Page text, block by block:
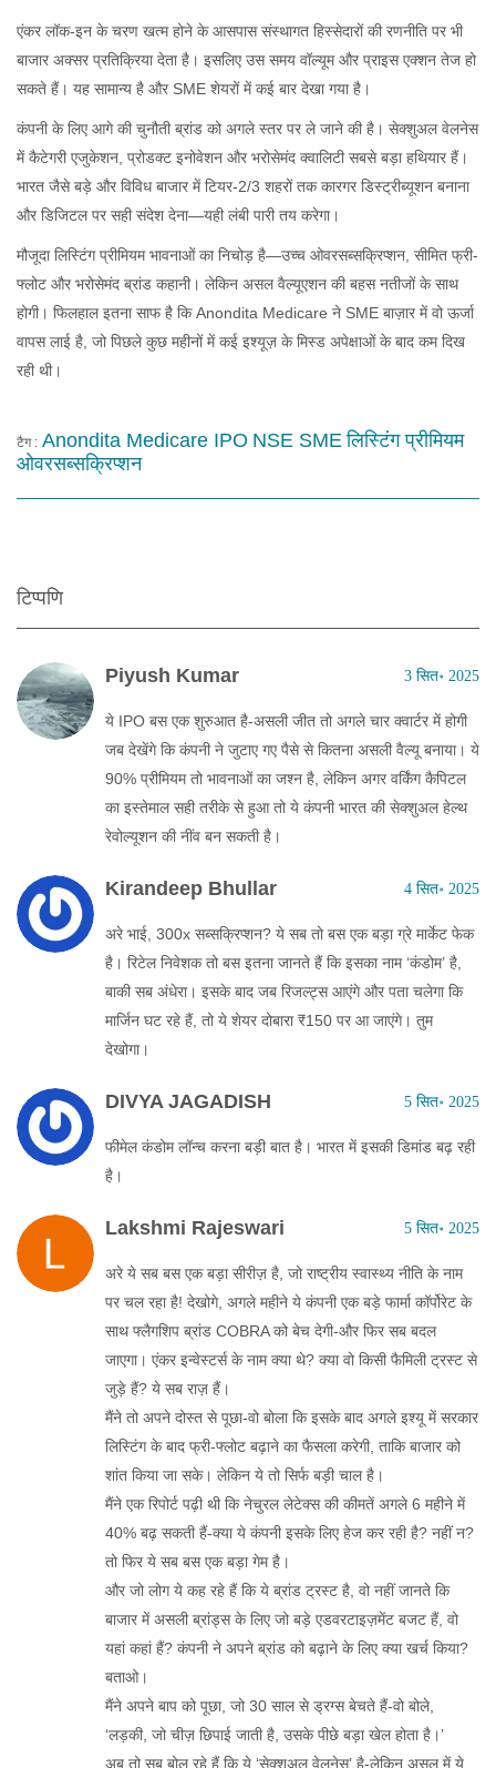
एंकर लॉक-इन के चरण खत्म होने के आसपास संस्थागत हिस्सेदारों की रणनीति पर भी
बाजार अक्सर प्रतिक्रिया देता है। इसलिए उस समय वॉल्यूम और प्राइस एक्शन तेज हो
सकते हैं। यह सामान्य है और SME शेयरों में कई बार देखा गया है।
कंपनी के लिए आगे की चुनौती ब्रांड को अगले स्तर पर ले जाने की है। सेक्शुअल वेलनेस
में कैटेगरी एजुकेशन, प्रोडक्ट इनोवेशन और भरोसेमंद क्वालिटी सबसे बड़ा हथियार हैं।
भारत जैसे बड़े और विविध बाजार में टियर-2/3 शहरों तक कारगर डिस्ट्रीब्यूशन बनाना
और डिजिटल पर सही संदेश देना—यही लंबी पारी तय करेगा।
मौजूदा लिस्टिंग प्रीमियम भावनाओं का निचोड़ है—उच्च ओवरसब्सक्रिप्शन, सीमित फ्री-
फ्लोट और भरोसेमंद ब्रांड कहानी। लेकिन असल वैल्यूएशन की बहस नतीजों के साथ
होगी। फिलहाल इतना साफ है कि Anondita Medicare ने SME बाज़ार में वो ऊर्जा
वापस लाई है, जो पिछले कुछ महीनों में कई इश्यूज़ के मिस्ड अपेक्षाओं के बाद कम दिख
रही थी।
टैग : Anondita Medicare IPO NSE SME लिस्टिंग प्रीमियम
ओवरसब्सक्रिप्शन
टिप्पणि
Piyush Kumar 3 सित॰ 2025
ये IPO बस एक शुरुआत है-असली जीत तो अगले चार क्वार्टर में होगी
जब देखेंगे कि कंपनी ने जुटाए गए पैसे से कितना असली वैल्यू बनाया। ये
90% प्रीमियम तो भावनाओं का जश्न है, लेकिन अगर वर्किंग कैपिटल
का इस्तेमाल सही तरीके से हुआ तो ये कंपनी भारत की सेक्शुअल हेल्थ
रेवोल्यूशन की नींव बन सकती है।
Kirandeep Bhullar 4 सित॰ 2025
अरे भाई, 300x सब्सक्रिप्शन? ये सब तो बस एक बड़ा ग्रे मार्केट फेक
है। रिटेल निवेशक तो बस इतना जानते हैं कि इसका नाम ‘कंडोम’ है,
बाकी सब अंधेरा। इसके बाद जब रिजल्ट्स आएंगे और पता चलेगा कि
मार्जिन घट रहे हैं, तो ये शेयर दोबारा ₹150 पर आ जाएंगे। तुम
देखोगा।
DIVYA JAGADISH 5 सित॰ 2025
फीमेल कंडोम लॉन्च करना बड़ी बात है। भारत में इसकी डिमांड बढ़ रही
है।
Lakshmi Rajeswari 5 सित॰ 2025
अरे ये सब बस एक बड़ा सीरीज़ है, जो राष्ट्रीय स्वास्थ्य नीति के नाम
पर चल रहा है! देखोगे, अगले महीने ये कंपनी एक बड़े फार्मा कॉर्पोरेट के
साथ फ्लैगशिप ब्रांड COBRA को बेच देगी-और फिर सब बदल
जाएगा। एंकर इन्वेस्टर्स के नाम क्या थे? क्या वो किसी फैमिली ट्रस्ट से
जुड़े हैं? ये सब राज़ हैं।
मैंने तो अपने दोस्त से पूछा-वो बोला कि इसके बाद अगले इश्यू में सरकार
लिस्टिंग के बाद फ्री-फ्लोट बढ़ाने का फैसला करेगी, ताकि बाजार को
शांत किया जा सके। लेकिन ये तो सिर्फ बड़ी चाल है।
मैंने एक रिपोर्ट पढ़ी थी कि नेचुरल लेटेक्स की कीमतें अगले 6 महीने में
40% बढ़ सकती हैं-क्या ये कंपनी इसके लिए हेज कर रही है? नहीं न?
तो फिर ये सब बस एक बड़ा गेम है।
और जो लोग ये कह रहे हैं कि ये ब्रांड ट्रस्ट है, वो नहीं जानते कि
बाजार में असली ब्रांड्स के लिए जो बड़े एडवरटाइज़मेंट बजट हैं, वो
यहां कहां हैं? कंपनी ने अपने ब्रांड को बढ़ाने के लिए क्या खर्च किया?
बताओ।
मैंने अपने बाप को पूछा, जो 30 साल से ड्रग्स बेचते हैं-वो बोले,
‘लड़की, जो चीज़ छिपाई जाती है, उसके पीछे बड़ा खेल होता है।’
अब तो सब बोल रहे हैं कि ये ‘सेक्शुअल वेलनेस’ है-लेकिन असल में ये